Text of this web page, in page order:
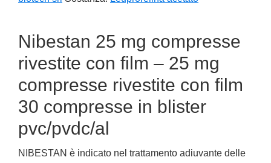
Nibestan 25 mg compresse
rivestite con film – 25 mg
compresse rivestite con film
30 compresse in blister
pvc/pvdc/al
NIBESTAN è indicato nel trattamento adiuvante delle